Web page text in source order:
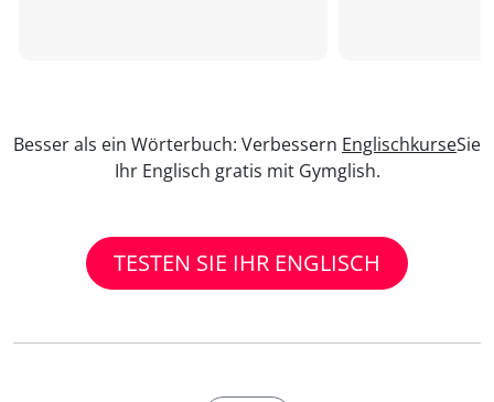
Besser als ein Wörterbuch: Verbessern EnglischkurseSie
Ihr Englisch gratis mit Gymglish.
TESTEN SIE IHR ENGLISCH